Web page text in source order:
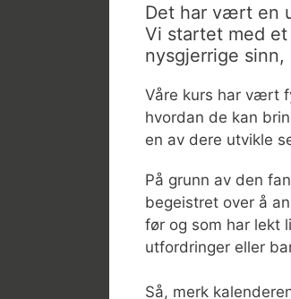
Det har vært en
Vi startet med
nysgjerrige
Våre kurs har vært
hvordan de kan
en av dere utvikle
På grunn av den
begeistret over å
før og som har lekt
utfordringer eller
Så, merk